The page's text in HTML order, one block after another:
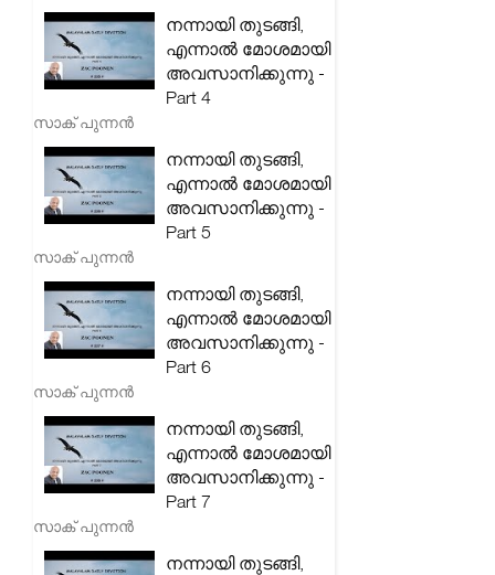
നന്നായി തുടങ്ങി,
എന്നാൽ മോശമായി
അവസാനിക്കുന്നു -
Part 4
സാക് പുന്നൻ
നന്നായി തുടങ്ങി,
എന്നാൽ മോശമായി
അവസാനിക്കുന്നു -
Part 5
സാക് പുന്നൻ
നന്നായി തുടങ്ങി,
എന്നാൽ മോശമായി
അവസാനിക്കുന്നു -
Part 6
സാക് പുന്നൻ
നന്നായി തുടങ്ങി,
എന്നാൽ മോശമായി
അവസാനിക്കുന്നു -
Part 7
സാക് പുന്നൻ
നന്നായി തുടങ്ങി,